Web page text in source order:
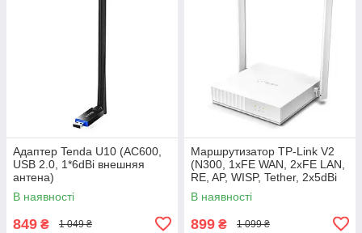
Адаптер Tenda U10 (AC600,
USB 2.0, 1*6dBi внешняя
антена)
В наявності
849 ₴ 1 049 ₴
Маршрутизатор TP-Link V2
(N300, 1xFE WAN, 2xFE LAN,
RE, AP, WISP, Tether, 2x5dBi
антени) White
В наявності
899 ₴ 1 099 ₴